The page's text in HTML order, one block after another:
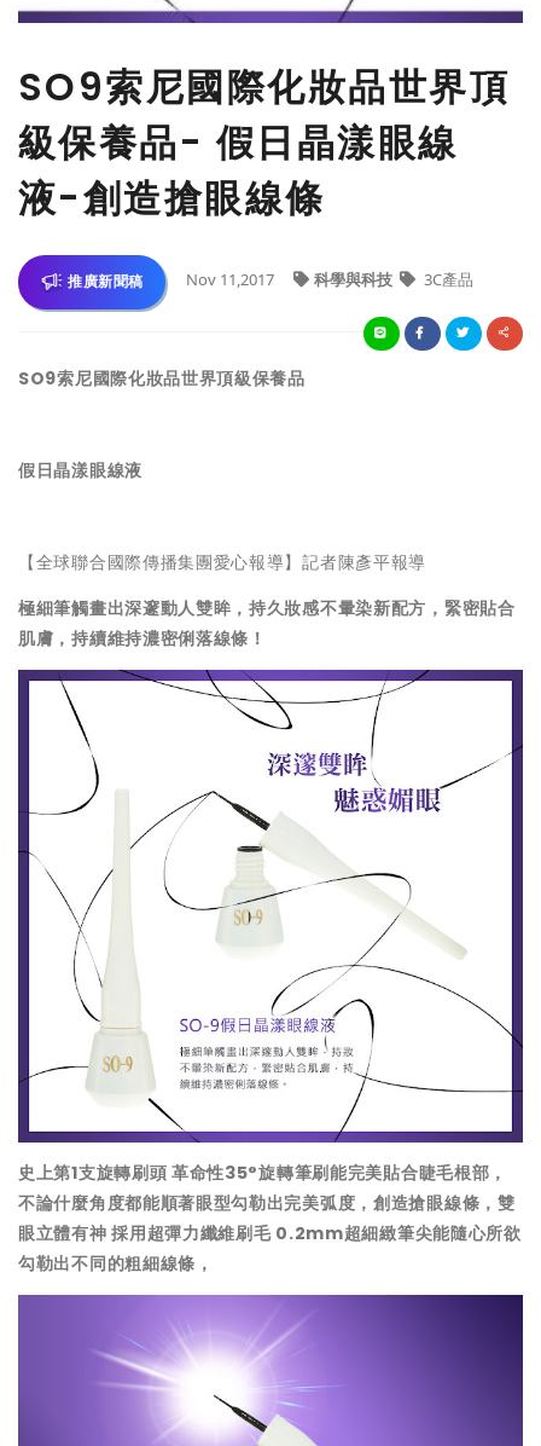
SO9索尼國際化妝品世界頂
級保養品- 假日晶漾眼線
液-創造搶眼線條
推廣新聞稿 Nov 11,2017 科學與科技 3C產品
SO9索尼國際化妝品世界頂級保養品
假日晶漾眼線液
【全球聯合國際傳播集團愛心報導】記者陳彥平報導
極細筆觸畫出深邃動人雙眸，持久妝感不暈染新配方，緊密貼合
肌膚，持續維持濃密俐落線條！
史上第1支旋轉刷頭 革命性35°旋轉筆刷能完美貼合睫毛根部，
不論什麼角度都能順著眼型勾勒出完美弧度，創造搶眼線條，雙
眼立體有神 採用超彈力纖維刷毛 0.2mm超細緻筆尖能隨心所欲
勾勒出不同的粗細線條，